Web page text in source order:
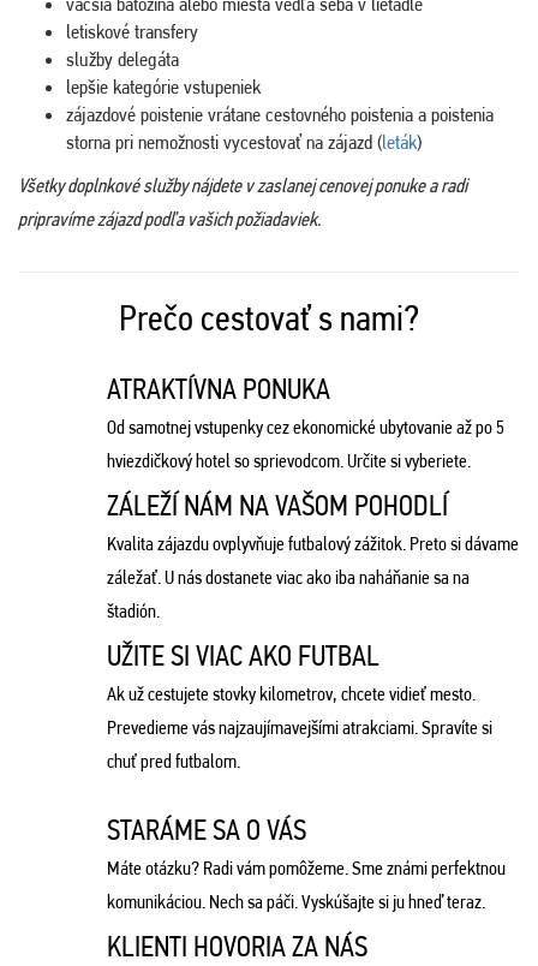
letiskové transfery
služby delegáta
lepšie kategórie vstupeniek
zájazdové poistenie vrátane cestovného poistenia a poistenia
storna pri nemožnosti vycestovať na zájazd (leták)
Všetky doplnkové služby nájdete v zaslanej cenovej ponuke a radi
pripravíme zájazd podľa vašich požiadaviek.
Prečo cestovať s nami?
ATRAKTÍVNA PONUKA
Od samotnej vstupenky cez ekonomické ubytovanie až po 5
hviezdičkový hotel so sprievodcom. Určite si vyberiete.
ZÁLEŽÍ NÁM NA VAŠOM POHODLÍ
Kvalita zájazdu ovplyvňuje futbalový zážitok. Preto si dávame
záležať. U nás dostanete viac ako iba naháňanie sa na
štadión.
UŽITE SI VIAC AKO FUTBAL
Ak už cestujete stovky kilometrov, chcete vidieť mesto.
Prevedieme vás najzaujímavejšími atrakciami. Spravíte si
chuť pred futbalom.
STARÁME SA O VÁS
Máte otázku? Radi vám pomôžeme. Sme známi perfektnou
komunikáciou. Nech sa páči. Vyskúšajte si ju hneď teraz.
KLIENTI HOVORIA ZA NÁS